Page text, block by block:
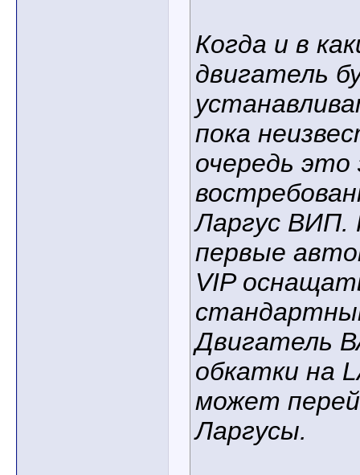
Когда и в
двигатель
пока
очередь
Ларгус ВИП.
первые
VIP
Двигатель
обкатки на
может
Ларгусы.